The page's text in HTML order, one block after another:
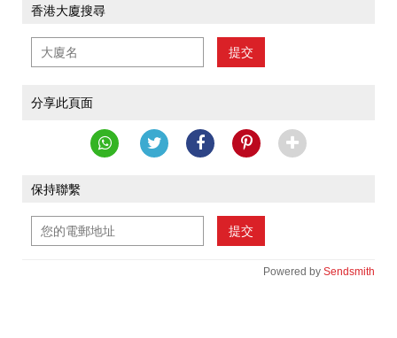
香港大廈搜尋
提交
分享此頁面
保持聯繫
提交
Powered by Sendsmith